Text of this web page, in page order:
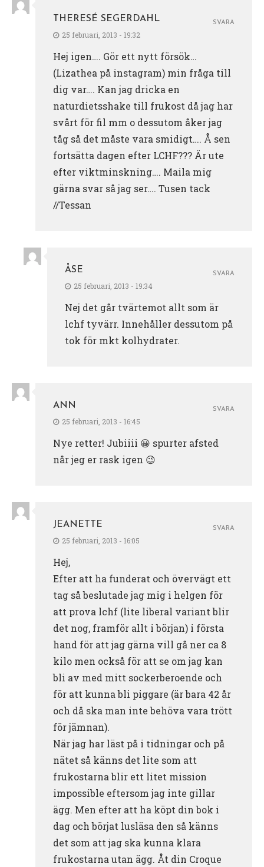
THERESÉ SEGERDAHL
25 februari, 2013 - 19:32
Hej igen…. Gör ett nytt försök…
(Lizathea på instagram) min fråga till
dig var…. Kan jag dricka en
naturdietsshake till frukost då jag har
svårt för fil mm o dessutom åker jag
tåg så det måste vara smidigt…. Å sen
fortsätta dagen efter LCHF??? Är ute
efter viktminskning…. Maila mig
gärna svar så jag ser…. Tusen tack
//Tessan
SVARA
ÅSE
25 februari, 2013 - 19:34
Nej det går tvärtemot allt som är
lchf tyvärr. Innehåller dessutom på
tok för mkt kolhydrater.
SVARA
ANN
25 februari, 2013 - 16:45
Nye retter! Jubiiii 😀 spurter afsted
når jeg er rask igen 😉
SVARA
JEANETTE
25 februari, 2013 - 16:05
Hej,
Efter att ha funderat och övervägt ett
tag så beslutade jag mig i helgen för
att prova lchf (lite liberal variant blir
det nog, framför allt i början) i första
hand för att jag gärna vill gå ner ca 8
kilo men också för att se om jag kan
bli av med mitt sockerberoende och
för att kunna bli piggare (är bara 42 år
och då ska man inte behöva vara trött
för jämnan).
När jag har läst på i tidningar och på
nätet så känns det lite som att
frukostarna blir ett litet mission
impossible eftersom jag inte gillar
ägg. Men efter att ha köpt din bok i
dag och börjat lusläsa den så känns
det som att jag ska kunna klara
frukostarna utan ägg. Åt din Croque
SVARA